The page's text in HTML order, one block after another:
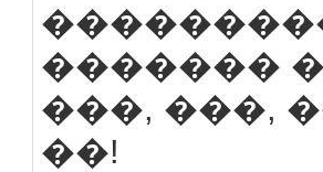
�������
���, ���,
��!